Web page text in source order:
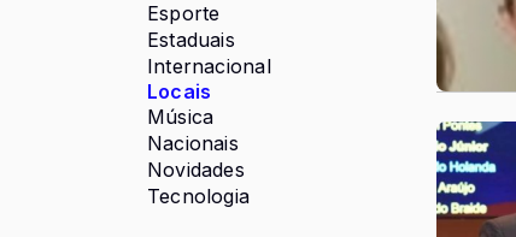
Esporte
Estaduais
Internacional
Locais
Música
Nacionais
Novidades
Tecnologia